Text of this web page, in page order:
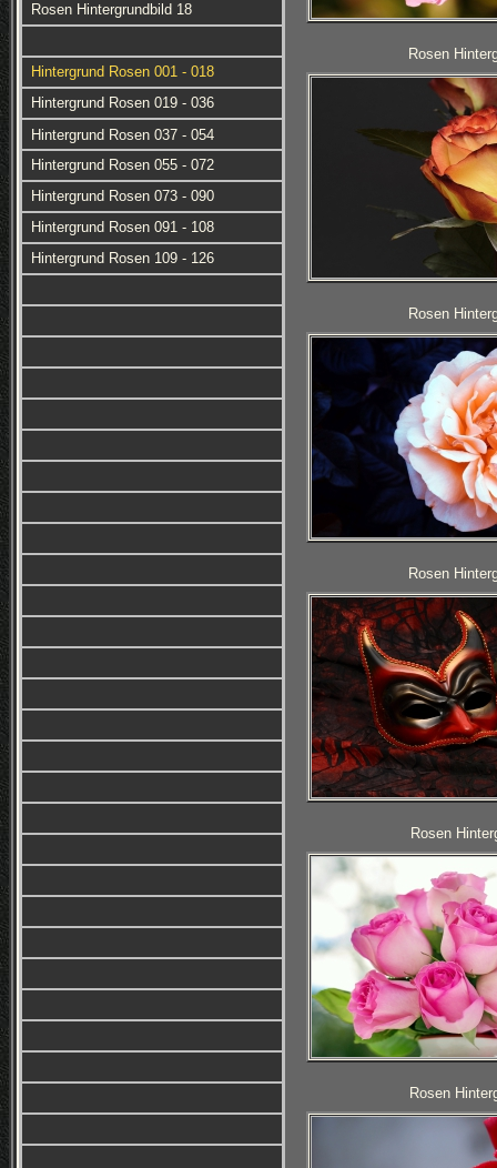
Rosen Hintergrundbild 18
Hintergrund Rosen 001 - 018
Hintergrund Rosen 019 - 036
Hintergrund Rosen 037 - 054
Hintergrund Rosen 055 - 072
Hintergrund Rosen 073 - 090
Hintergrund Rosen 091 - 108
Hintergrund Rosen 109 - 126
Rosen
Rosen
Rosen
Rosen
Rosen